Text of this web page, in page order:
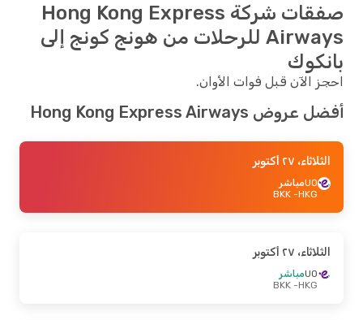
صفقات شركة Hong Kong Express
Airways للرحلات من هونج كونج إلى
بانكوك
احجز الآن قبل فوات الأوان.
أفضل عروض Hong Kong Express Airways
الثلاثاء، ٢٧ أكتوبر
UOمباشر
HKG
- BKK
الثلاثاء، ٢٧ أكتوبر
UOمباشر
HKG
- BKK